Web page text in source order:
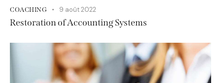
COACHING 9 août 2022
Restoration of Accounting Systems